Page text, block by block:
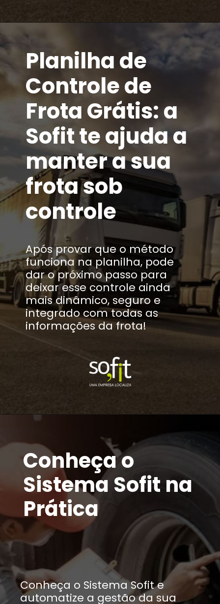
Planilha de
Controle de
Frota Grátis: a
Sofit te ajuda a
manter a sua
frota sob
controle
Após provar que o método
funciona na planilha, pode
dar o próximo passo para
deixar esse controle ainda
mais dinâmico, seguro e
integrado com todas as
informações da frota!
Conheça o
Sistema Sofit na
Prática
Conheça o Sistema Sofit e
automatize a gestão da sua